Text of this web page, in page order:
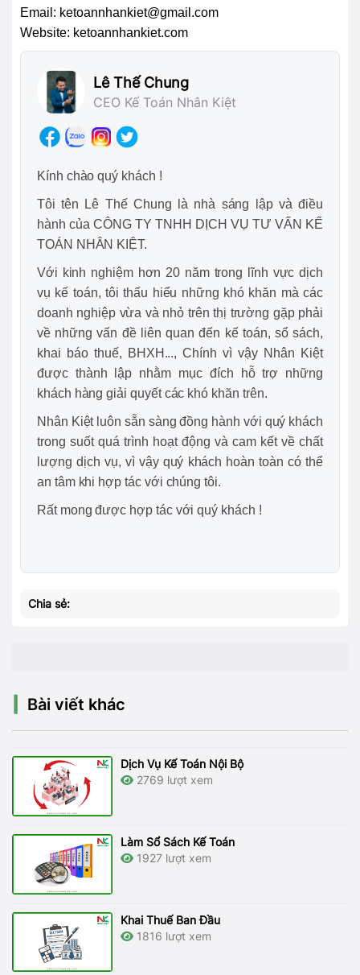
Email: ketoannhankiet@gmail.com
Website: ketoannhankiet.com
Lê Thế Chung
CEO Kế Toán Nhân Kiệt
Kính chào quý khách !
Tôi tên Lê Thế Chung là nhà sáng lập và điều
hành của CÔNG TY TNHH DỊCH VỤ TƯ VẤN KẾ
TOÁN NHÂN KIỆT.
Với kinh nghiệm hơn 20 năm trong lĩnh vực dịch
vụ kế toán, tôi thấu hiểu những khó khăn mà các
doanh nghiệp vừa và nhỏ trên thị trường gặp phải
về những vấn đề liên quan đến kế toán, sổ sách,
khai báo thuế, BHXH..., Chính vì vậy Nhân Kiệt
được thành lập nhằm mục đích hỗ trợ những
khách hàng giải quyết các khó khăn trên.
Nhân Kiệt luôn sẵn sàng đồng hành với quý khách
trong suốt quá trình hoạt động và cam kết về chất
lượng dịch vụ, vì vậy quý khách hoàn toàn có thể
an tâm khi hợp tác với chúng tôi.
Rất mong được hợp tác với quý khách !
Chia sẻ:
Bài viết khác
Dịch Vụ Kế Toán Nội Bộ
2769 lượt xem
Làm Sổ Sách Kế Toán
1927 lượt xem
Khai Thuế Ban Đầu
1816 lượt xem